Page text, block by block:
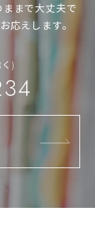
まで大丈夫で
応えします。
)